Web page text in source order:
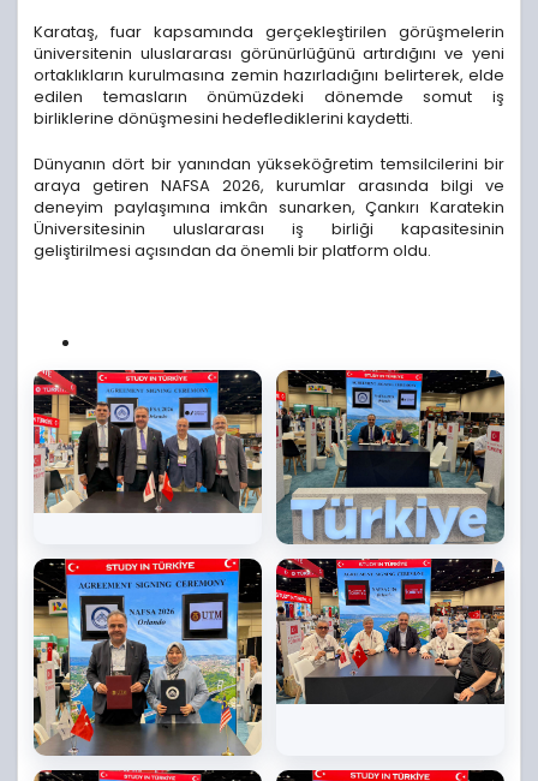
Karataş, fuar kapsamında gerçekleştirilen görüşmelerin
üniversitenin uluslararası görünürlüğünü artırdığını ve yeni
ortaklıkların kurulmasına zemin hazırladığını belirterek, elde
edilen temasların önümüzdeki dönemde somut iş
birliklerine dönüşmesini hedeflediklerini kaydetti.
Dünyanın dört bir yanından yükseköğretim temsilcilerini bir
araya getiren NAFSA 2026, kurumlar arasında bilgi ve
deneyim paylaşımına imkân sunarken, Çankırı Karatekin
Üniversitesinin uluslararası iş birliği kapasitesinin
geliştirilmesi açısından da önemli bir platform oldu.